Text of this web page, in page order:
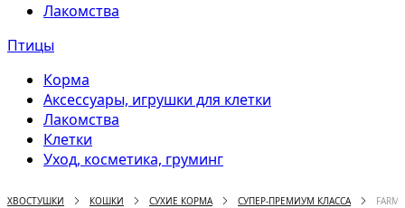
Лакомства
Птицы
Корма
Аксессуары, игрушки для клетки
Лакомства
Клетки
Уход, косметика, груминг
ХВОСТУШКИ КОШКИ СУХИЕ КОРМА СУПЕР-ПРЕМИУМ КЛАССА